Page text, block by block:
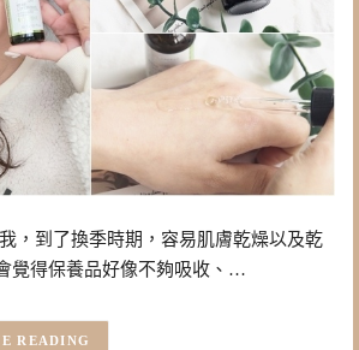
，到了換季時期，容易肌膚乾燥以及乾
覺得保養品好像不夠吸收、…
READING